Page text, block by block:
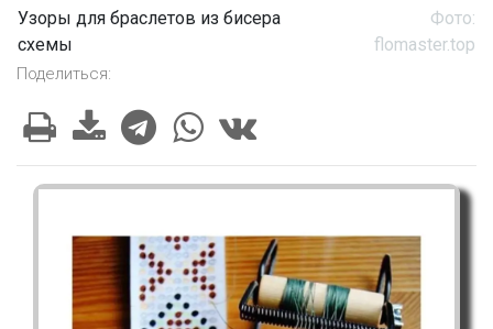
Узоры для браслетов из бисера
схемы
Фото:
flomaster.top
Поделиться: